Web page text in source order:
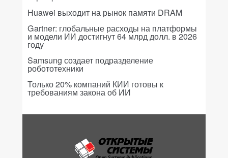
Huawei выходит на рынок памяти DRAM
Gartner: глобальные расходы на платформы
и модели ИИ достигнут 64 млрд долл. в 2026
году
Samsung создает подразделение
робототехники
Только 20% компаний КИИ готовы к
требованиям закона об ИИ